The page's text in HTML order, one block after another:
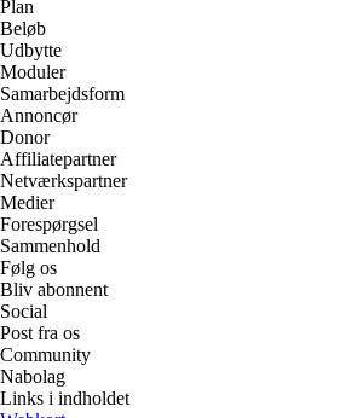
Plan
Beløb
Udbytte
Moduler
Samarbejdsform
Annoncør
Donor
Affiliatepartner
Netværkspartner
Medier
Forespørgsel
Sammenhold
Følg os
Bliv abonnent
Social
Post fra os
Community
Nabolag
Links i indholdet